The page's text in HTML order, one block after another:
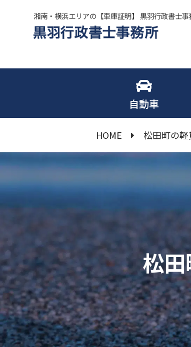
湘南・横浜エリアの【車庫証明】 黒羽行政書士
自動車
HOME 松田町の軽
松